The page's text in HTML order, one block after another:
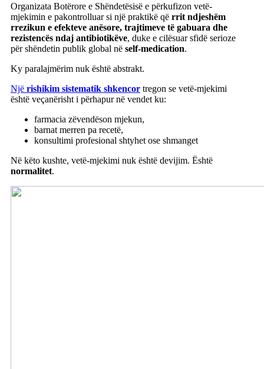
Organizata Botërore e Shëndetësisë e përkufizon vetë-
mjekimin e pakontrolluar si një praktikë që rrit ndjeshëm
rrezikun e efekteve anësore, trajtimeve të gabuara dhe
rezistencës ndaj antibiotikëve, duke e cilësuar sfidë serioze
për shëndetin publik global në self-medication.
Ky paralajmërim nuk është abstrakt.
Një rishikim sistematik shkencor tregon se vetë-mjekimi
është veçanërisht i përhapur në vendet ku:
farmacia zëvendëson mjekun,
barnat merren pa recetë,
konsultimi profesional shtyhet ose shmanget
Në këto kushte, vetë-mjekimi nuk është devijim. Është
normalitet.